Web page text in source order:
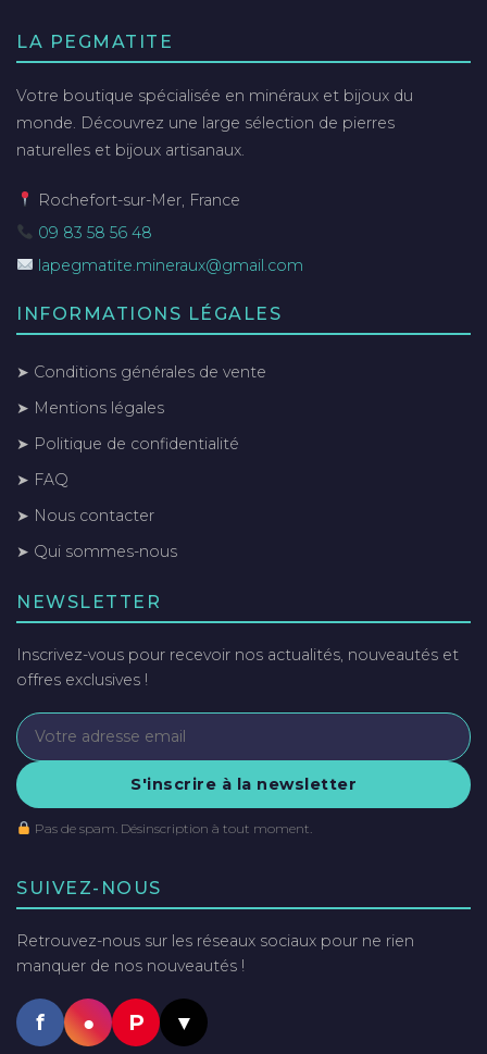
LA PEGMATITE
Votre boutique spécialisée en minéraux et bijoux du
monde. Découvrez une large sélection de pierres
naturelles et bijoux artisanaux.
Rochefort-sur-Mer, France
09 83 58 56 48
lapegmatite.mineraux@gmail.com
INFORMATIONS LÉGALES
➤ Conditions générales de vente
➤ Mentions légales
➤ Politique de confidentialité
➤ FAQ
➤ Nous contacter
➤ Qui sommes-nous
NEWSLETTER
Inscrivez-vous pour recevoir nos actualités, nouveautés et
offres exclusives !
S'inscrire à la newsletter
Pas de spam. Désinscription à tout moment.
SUIVEZ-NOUS
Retrouvez-nous sur les réseaux sociaux pour ne rien
manquer de nos nouveautés !
f ● P ▼